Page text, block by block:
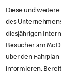
Diese und
des
diesjährigen
Besucher am
über den
informieren.